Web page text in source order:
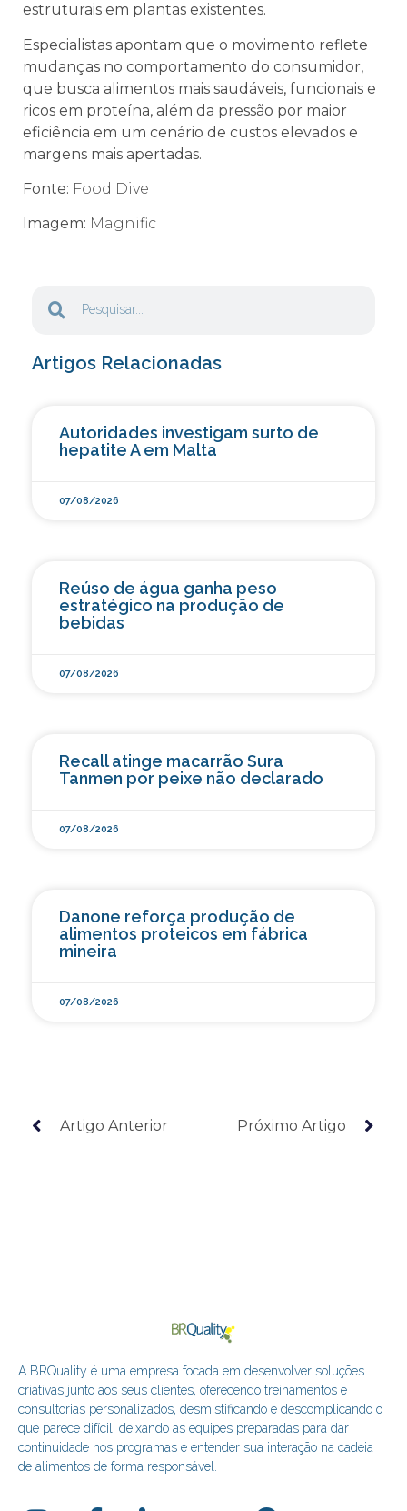
estruturais em plantas existentes.
Especialistas apontam que o movimento reflete
mudanças no comportamento do consumidor,
que busca alimentos mais saudáveis, funcionais e
ricos em proteína, além da pressão por maior
eficiência em um cenário de custos elevados e
margens mais apertadas.
Fonte: Food Dive
Imagem: Magnific
Artigos Relacionadas
Autoridades investigam surto de
hepatite A em Malta
07/08/2026
Reúso de água ganha peso
estratégico na produção de
bebidas
07/08/2026
Recall atinge macarrão Sura
Tanmen por peixe não declarado
07/08/2026
Danone reforça produção de
alimentos proteicos em fábrica
mineira
07/08/2026
Artigo Anterior Próximo Artigo
A BRQuality é uma empresa focada em desenvolver soluções
criativas junto aos seus clientes, oferecendo treinamentos e
consultorias personalizados, desmistificando e descomplicando o
que parece difícil, deixando as equipes preparadas para dar
continuidade nos programas e entender sua interação na cadeia
de alimentos de forma responsável.